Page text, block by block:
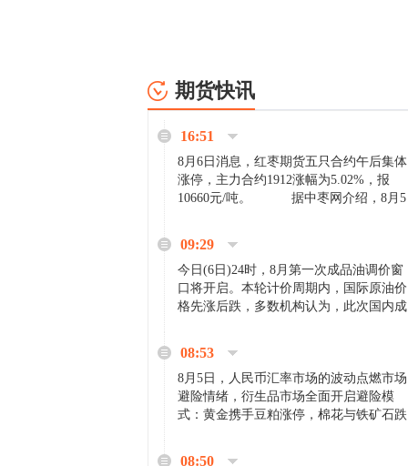
期货快讯
16:51
8月6日消息，红枣期货五只合约午后集体
涨停，主力合约1912涨幅为5.02%，报
10660元/吨。 据中枣网介绍，8月5
家好货依旧惜售挺...
09:29
今日(6日)24时，8月第一次成品油调价窗
口将开启。本轮计价周期内，国际原油价
格先涨后跌，多数机构认为，此次国内成
08:53
8月5日，人民币汇率市场的波动点燃市场
避险情绪，衍生品市场全面开启避险模
式：黄金携手豆粕涨停，棉花与铁矿石跌
08:50